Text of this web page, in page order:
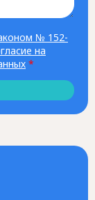
№ 152-
на
*